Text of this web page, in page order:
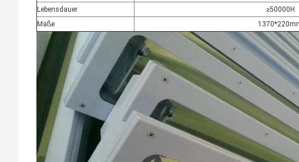
Lebensdauer
≥50000H
Maße